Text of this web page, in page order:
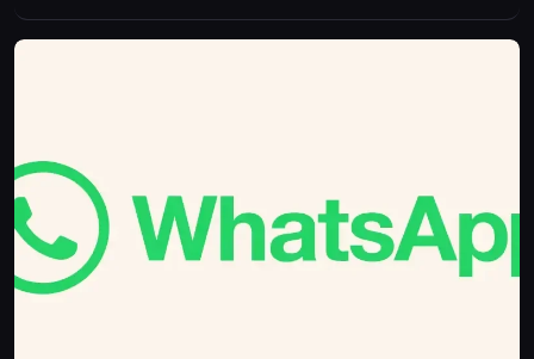
kraja podrške.